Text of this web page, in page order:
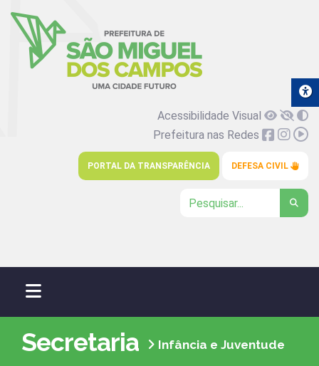
Acessibilidade Visual
Prefeitura nas Redes
PORTAL DA TRANSPARÊNCIA DEFESA CIVIL
Secretaria Infância e Juventude